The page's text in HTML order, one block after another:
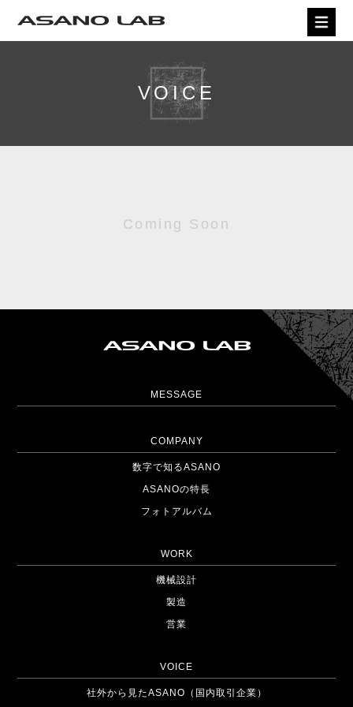
VOICE
Coming Soon
MESSAGE
COMPANY
数字で知るASANO
ASANOの特長
フォトアルバム
WORK
機械設計
製造
営業
VOICE
社外から見たASANO （国内取引企業）